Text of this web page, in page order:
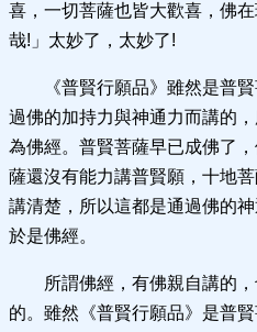
喜，一切菩薩也皆大歡喜，佛
哉!」太妙了，太妙了!
《普賢行願品》雖然是普
過佛的加持力與神通力而講的
為佛經。普賢菩薩早已成佛了
薩還沒有能力講普賢願，十地
講清楚，所以這都是通過佛的
於是佛經。
所謂佛經，有佛親自講的
的。雖然《普賢行願品》是普